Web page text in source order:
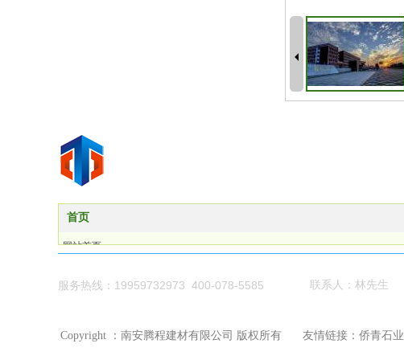
首页
网站首页
关于我们
联系我们
服务热线： 19959732973 400-078-5585 联系人：林先生
Copyright ：南安腾程建材有限公司 版权所有 友情链接： 侨青石业